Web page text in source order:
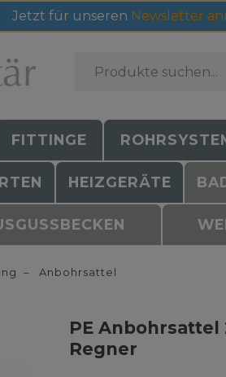
Jetzt für unseren Newsletter
FITTINGE
HEIZGERÄTE
Anbohrsattel
PE Anbohrsattel
Regner